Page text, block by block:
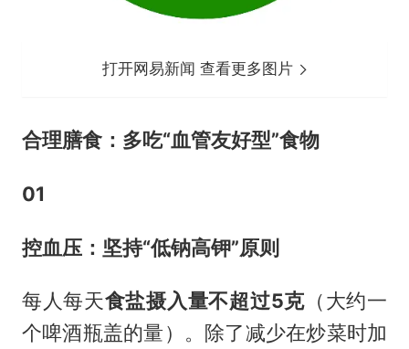
打开网易新闻 查看更多图片
合理膳食：多吃“血管友好型”食物
01
控血压：坚持“低钠高钾”原则
每人每天食盐摄入量不超过5克（大约一
个啤酒瓶盖的量）。除了减少在炒菜时加